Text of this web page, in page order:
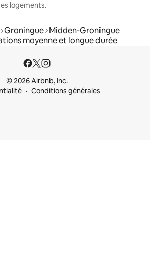
logements.
Groningue Midden-Groningue
moyenne et longue durée
© 2026 Airbnb, Inc.
Conditions générales